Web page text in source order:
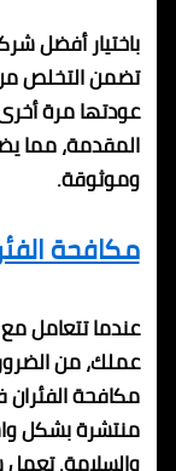
باختيار أفضل
تضمن التخلص
عودتها مرة
المقدمة، مما
وموثوقة.
مكافحة
عندما تتعامل
عملك، من
مكافحة
منتشرة بشكل
والسلامة.